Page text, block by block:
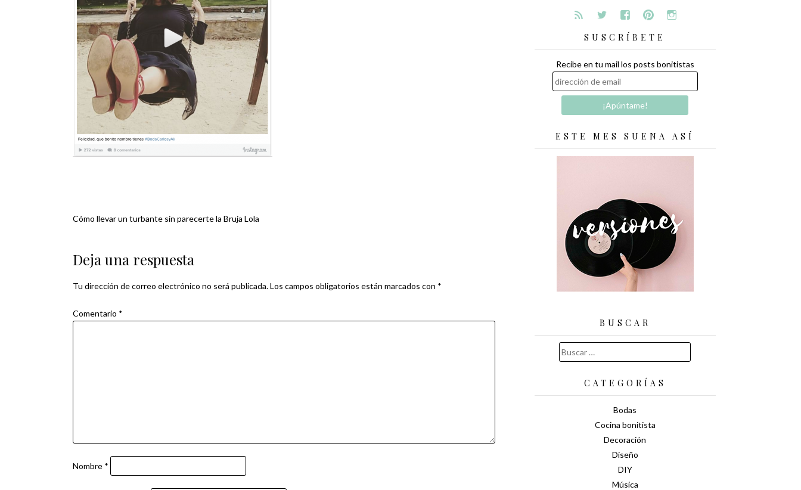
Navegación
de
entradas
Cómo llevar un turbante sin parecerte la Bruja Lola
Deja una respuesta
Tu dirección de correo electrónico no será publicada.Los campos obligatorios están marcados con *
Comentario *
Nombre *
SUSCRÍBETE
Recibe en tu mail los posts bonitistas
ESTE MES SUENA ASÍ
BUSCAR
Buscar:
CATEGORÍAS
Bodas
Cocina bonitista
Decoración
Diseño
DIY
Música